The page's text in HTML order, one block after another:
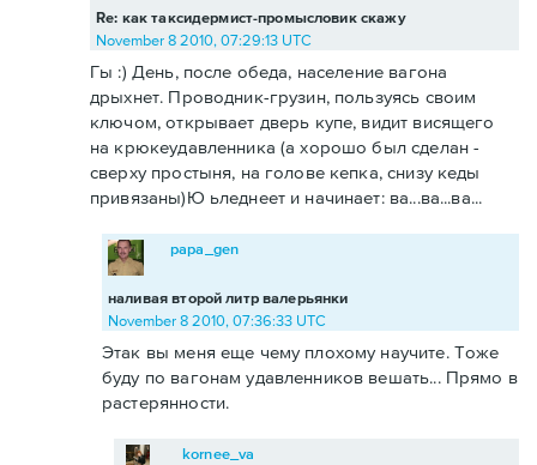
Re: как таксидермист-промысловик скажу
November 8 2010, 07:29:13 UTC
Гы :) День, после обеда, население вагона
дрыхнет. Проводник-грузин, пользуясь своим
ключом, открывает дверь купе, видит висящего
на крюкеудавленника (а хорошо был сделан -
сверху простыня, на голове кепка, снизу кеды
привязаны)Ю ьледнеет и начинает: ва...ва...ва...
наливая второй литр валерьянки
papa_gen
November 8 2010, 07:36:33 UTC
Этак вы меня еще чему плохому научите. Тоже
буду по вагонам удавленников вешать... Прямо в
растерянности.
kornee_va